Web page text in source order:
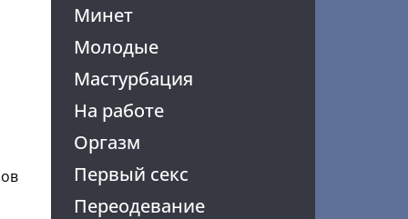
Минет
Молодые
Мастурбация
На работе
Оргазм
Первый секс
Переодевание